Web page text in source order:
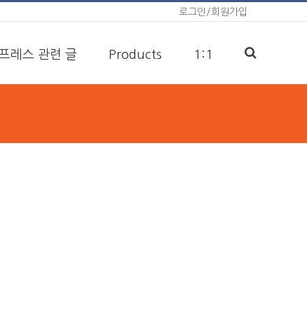
로그인/회원가입
레스 관련 글 Products 1:1